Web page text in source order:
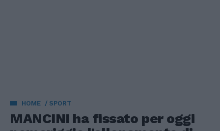
HOME SPORT
MANCINI ha fissato per oggi